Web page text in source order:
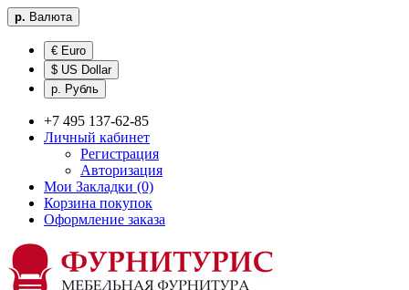
р. Валюта
€ Euro
$ US Dollar
р. Рубль
+7 495 137-62-85
Личный кабинет
Регистрация
Авторизация
Мои Закладки (0)
Корзина покупок
Оформление заказа